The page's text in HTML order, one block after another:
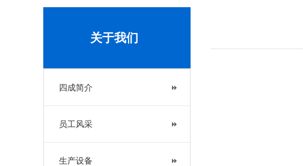
关于我们
四成简介
员工风采
生产设备